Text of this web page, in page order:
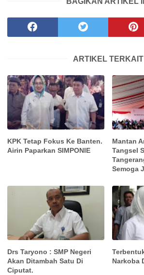
ARTIKEL TERKAIT
KPK Tetap Fokus Ke Banten.
Airin Paparkan SIMPONIE
Mantan
Tangsel
Semoga
Drs Taryono : SMP Negeri
Akan Ditambah Satu Di
Ciputat.
Narkoba